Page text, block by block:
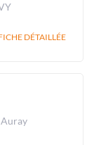
DÉTAILLÉE
Auray